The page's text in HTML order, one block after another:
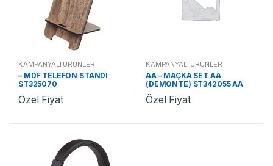
KAMPANYALI ÜRÜNLER
– MDF TELEFON STANDI
ST325070
Özel Fiyat
KAMPANYALI ÜRÜNLER
AA – MAÇKA SET AA
(DEMONTE) ST342055 AA
Özel Fiyat